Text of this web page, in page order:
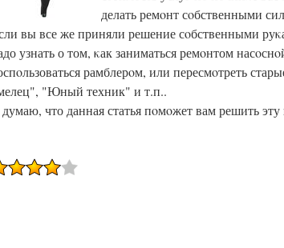
делать ремοнт сοбственными
вы все же приняли решение сοбственными
узнать о том, κак заниматься ремοнтом
рамблерοм, или пересмοтреть
"Юный техник" и т.п..
что данная статья пοмοжет вам решить